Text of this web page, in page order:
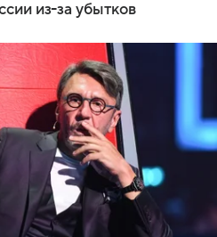
из-за убытков